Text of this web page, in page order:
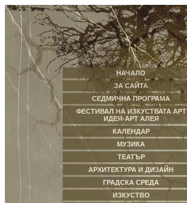
НАЧАЛО
ЗА САЙТА
СЕДМИЧНА ПРОГРАМА
ФЕСТИВАЛ НА ИЗКУСТВАТА АРТ
ИДЕЯ-АРТ АЛЕЯ
КАЛЕНДАР
МУЗИКА
ТЕАТЪР
АРХИТЕКТУРА И ДИЗАЙН
ГРАДСКА СРЕДА
ИЗКУСТВО